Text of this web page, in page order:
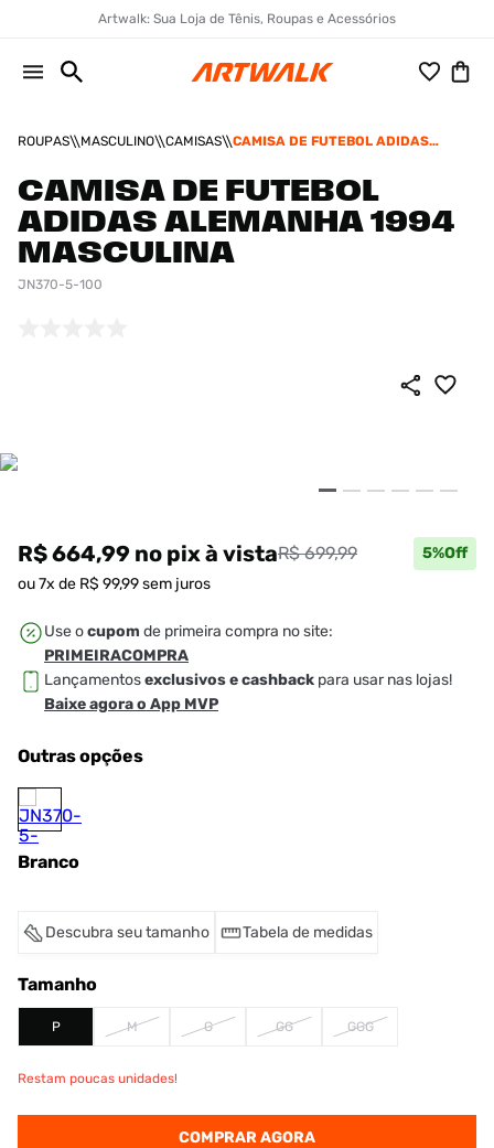
Artwalk: Sua Loja de Tênis, Roupas e Acessórios
ROUPAS MASCULINO CAMISAS
CAMISA DE FUTEBOL ADIDAS
CAMISA DE FUTEBOL
ADIDAS ALEMANHA 1994
MASCULINA
JN370-5-100
R$ 664,99 no pixà vistaR$ 699,99 5%Off
ou7x de R$ 99,99sem juros
Use ocupom de primeira compra no site:
PRIMEIRACOMPRA
Lançamentosexclusivos e cashback para usar nas lojas!
Baixe agora o App MVP
Outras opções
Branco
Descubra seu tamanho Tabela de medidas
Tamanho
P M G GG GGG
Restam poucas unidades!
COMPRAR AGORA